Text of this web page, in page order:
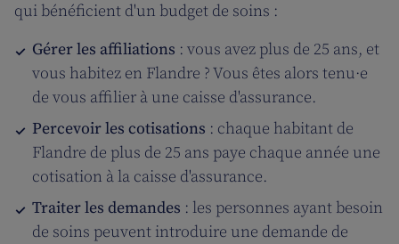
qui bénéficient d'un budget de soins :
Gérer les affiliations : vous avez plus de 25 ans, et
vous habitez en Flandre ? Vous êtes alors tenu·e
de vous affilier à une caisse d'assurance.
Percevoir les cotisations : chaque habitant de
Flandre de plus de 25 ans paye chaque année une
cotisation à la caisse d'assurance.
Traiter les demandes : les personnes ayant besoin
de soins peuvent introduire une demande de